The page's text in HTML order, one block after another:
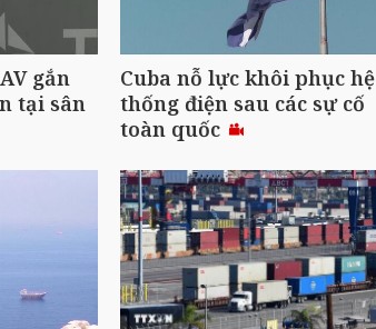
gắn
tại sân
Cuba nỗ lực khôi phục hệ
thống điện sau các sự cố
toàn quốc